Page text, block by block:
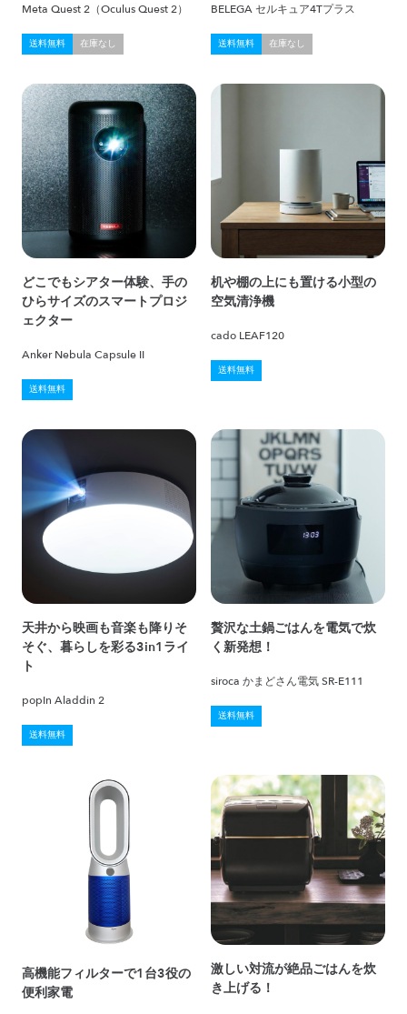
Meta Quest 2（Oculus Quest 2）
送料無料 在庫なし
BELEGA セルキュア4Tプラス
送料無料 在庫なし
どこでもシアター体験、手の
ひらサイズのスマートプロジ
ェクター
Anker Nebula Capsule II
送料無料
机や棚の上にも置ける小型の
空気清浄機
cado LEAF120
送料無料
天井から映画も音楽も降りそ
そぐ、暮らしを彩る3in1ライ
ト
popIn Aladdin 2
送料無料
贅沢な土鍋ごはんを電気で炊
く新発想！
siroca かまどさん電気 SR-E111
送料無料
高機能フィルターで1台3役の
便利家電
激しい対流が絶品ごはんを炊
き上げる！